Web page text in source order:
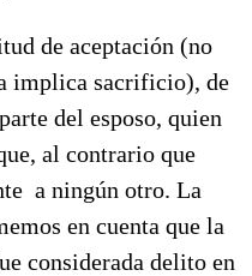
de aceptación (no
implica sacrificio), de
del esposo, quien
al contrario que
a ningún otro. La
en cuenta que la
considerada delito en